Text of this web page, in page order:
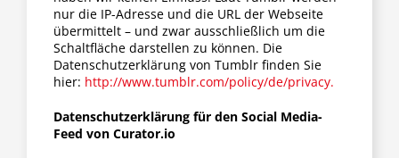
nur die IP-Adresse und die URL der Webseite
übermittelt – und zwar ausschließlich um die
Schaltfläche darstellen zu können. Die
Datenschutzerklärung von Tumblr finden Sie
hier: http://www.tumblr.com/policy/de/privacy.
Datenschutzerklärung für den Social Media-
Feed von Curator.io